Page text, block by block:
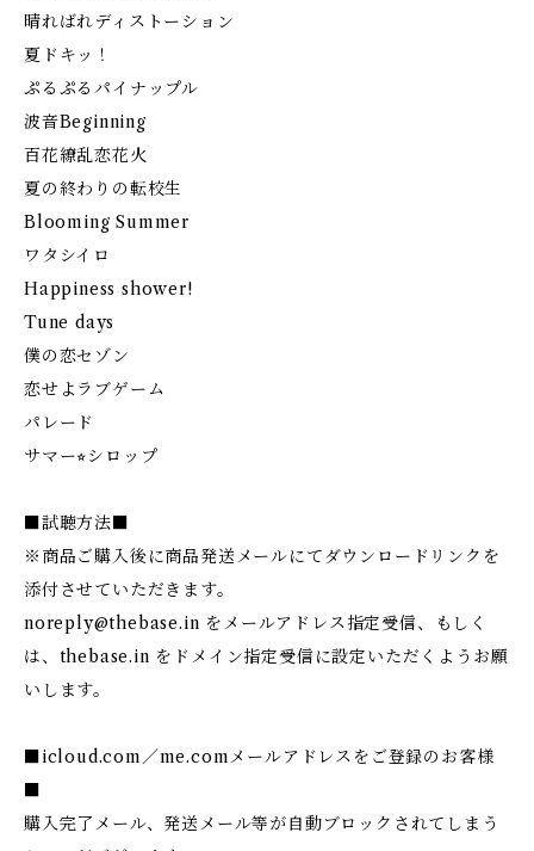
晴ればれディストーション
夏ドキッ！
ぷるぷるパイナップル
波音Beginning
百花繚乱恋花火
夏の終わりの転校生
Blooming Summer
ワタシイロ
Happiness shower!
Tune days
僕の恋セゾン
恋せよラブゲーム
パレード
サマー⭐︎シロップ
■試聴方法■
※商品ご購入後に商品発送メールにてダウンロードリンクを
添付させていただきます。
noreply@thebase.in をメールアドレス指定受信、もしく
は、thebase.in をドメイン指定受信に設定いただくようお願
いします。
■icloud.com／me.comメールアドレスをご登録のお客様
■
購入完了メール、発送メール等が自動ブロックされてしまう